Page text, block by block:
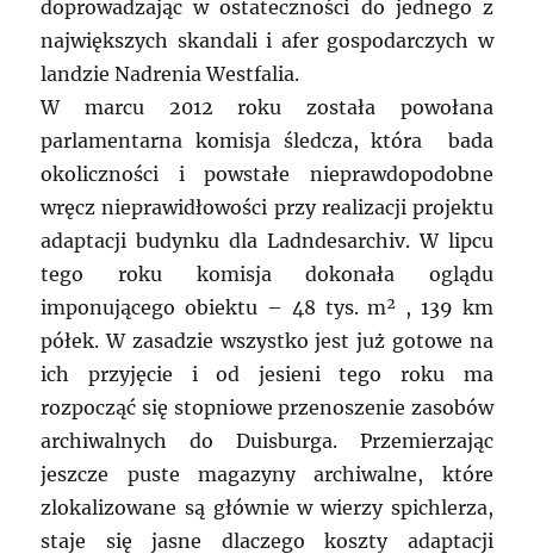
doprowadzając w ostateczności do jednego z
największych skandali i afer gospodarczych w
landzie Nadrenia Westfalia.
W marcu 2012 roku została powołana
parlamentarna komisja śledcza, która bada
okoliczności i powstałe nieprawdopodobne
wręcz nieprawidłowości przy realizacji projektu
adaptacji budynku dla Ladndesarchiv. W lipcu
tego roku komisja dokonała oglądu
imponującego obiektu – 48 tys. m² , 139 km
półek. W zasadzie wszystko jest już gotowe na
ich przyjęcie i od jesieni tego roku ma
rozpocząć się stopniowe przenoszenie zasobów
archiwalnych do Duisburga. Przemierzając
jeszcze puste magazyny archiwalne, które
zlokalizowane są głównie w wierzy spichlerza,
staje się jasne dlaczego koszty adaptacji